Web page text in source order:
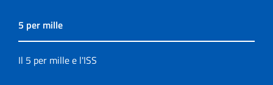
5 per mille
Il 5 per mille e l'ISS